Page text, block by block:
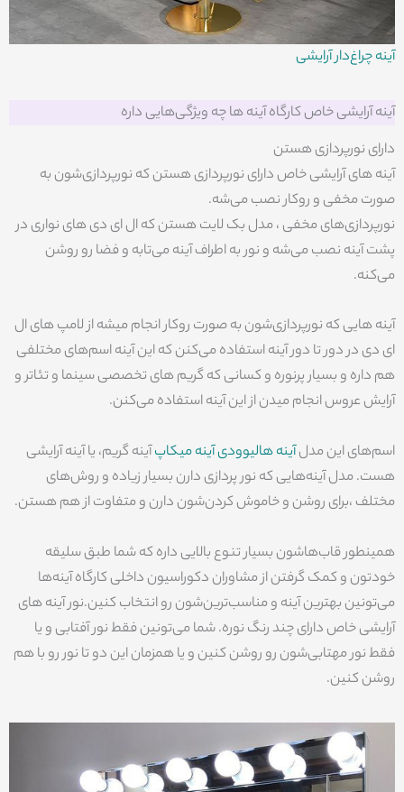
آینه چراغ‌دار آرایشی
آینه آرایشی خاص کارگاه آینه ها چه ویژگی‌هایی داره
دارای نورپردازی هستن
آینه های آرایشی خاص دارای نورپردازی هستن که نورپردازی‌شون‌ به
صورت مخفی و روکار نصب می‌شه.
نورپردازی‌های مخفی ، مدل بک لایت هستن که ال ای دی های نواری در
پشت آینه نصب می‌شه و نور به اطراف آینه می‌تابه و فضا رو روشن
می‌کنه.
آینه هایی که نورپردازی‌شون به صورت روکار انجام میشه از لامپ های ال
ای دی در دور تا دور آینه استفاده می‌کنن که این آینه اسم‌های مختلفی
هم داره و بسیار پرنوره و کسانی که گریم های تخصصی سینما و تئاتر و
آرایش عروس انجام میدن از این آینه استفاده می‌کنن.
اسم‌های این مدلآینه هالیوودیآینه میکاپآینه گریم، یا آینه آرایشی
هست. مدل آینه‌هایی که نور پردازی دارن بسیار زیاده و روش‌های
مختلف ،برای روشن و خاموش کردن‌شون دارن و متفاوت از هم هستن.
همینطور قاب‌هاشون بسیار تنوع بالایی داره که شما طبق سلیقه
خودتون و کمک گرفتن از مشاوران دکوراسیون داخلی کارگاه آینه‌ها
می‌تونین بهترین آینه و مناسب‌ترین‌شون رو انتخاب کنین.نور آینه های
آرایشی خاص دارای چند رنگ نوره. شما می‌تونین فقط نور آفتابی و یا
فقط نور مهتابی‌شون رو روشن کنین و یا همزمان این دو تا نور رو با هم
روشن کنین.